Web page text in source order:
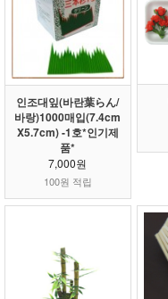
인조대잎(바란葉らん/
바랑)1000매입(7.4cm
X5.7cm) -1호*인기제
품*
7,000원
100원 적립